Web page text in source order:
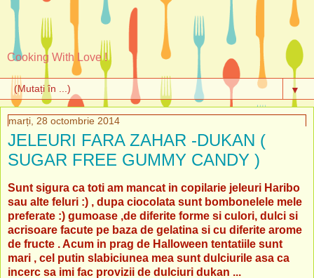
Cooking With Love !
▼
marți, 28 octombrie 2014
JELEURI FARA ZAHAR -DUKAN (
SUGAR FREE GUMMY CANDY )
Sunt sigura ca toti am mancat in copilarie jeleuri Haribo
sau alte feluri :) , dupa ciocolata sunt bombonelele mele
preferate :) gumoase ,de diferite forme si culori, dulci si
acrisoare facute pe baza de gelatina si cu diferite arome
de fructe . Acum in prag de Halloween tentatiile sunt
mari , cel putin slabiciunea mea sunt dulciurile asa ca
incerc sa imi fac provizii de dulciuri dukan ...